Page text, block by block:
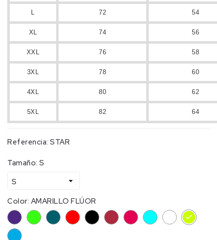
72 54
XL 74 56
XXL 76 58
3XL 78 60
4XL 80 62
5XL 82 64
Referencia: STAR
Tamaño: S
Color: AMARILLO FLÚOR
VIOLETA
VERDELIGHTROJONEGROGRANATE
FUCSIACIAN BLANCO
AZUL